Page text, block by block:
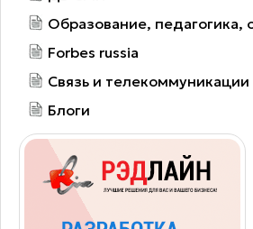
Образование, педагогика,
Forbes russia
Связь и телекоммуникации
Блоги